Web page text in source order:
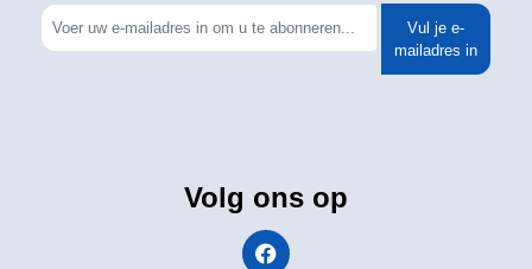
Vul je e-
mailadres in
Volg ons op